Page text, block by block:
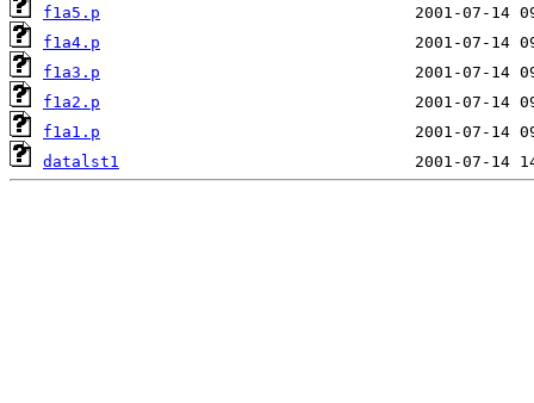
f1a5.p
f1a4.p
f1a3.p
f1a2.p
f1a1.p
datalst1